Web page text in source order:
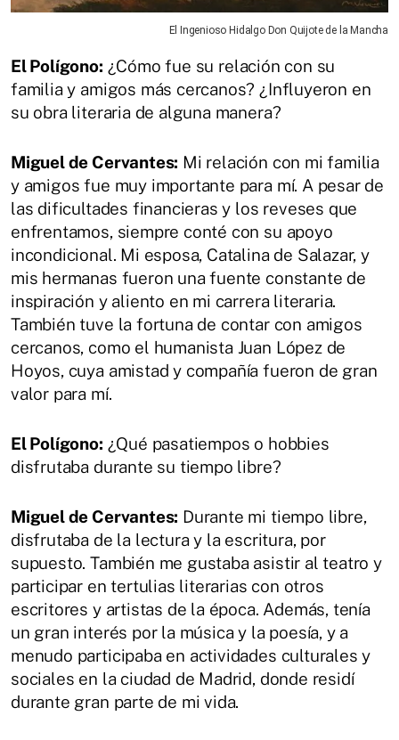
El Ingenioso Hidalgo Don Quijote de la Mancha
El Polígono: ¿Cómo fue su relación con su
familia y amigos más cercanos? ¿Influyeron en
su obra literaria de alguna manera?
Miguel de Cervantes: Mi relación con mi familia
y amigos fue muy importante para mí. A pesar de
las dificultades financieras y los reveses que
enfrentamos, siempre conté con su apoyo
incondicional. Mi esposa, Catalina de Salazar, y
mis hermanas fueron una fuente constante de
inspiración y aliento en mi carrera literaria.
También tuve la fortuna de contar con amigos
cercanos, como el humanista Juan López de
Hoyos, cuya amistad y compañía fueron de gran
valor para mí.
El Polígono: ¿Qué pasatiempos o hobbies
disfrutaba durante su tiempo libre?
Miguel de Cervantes: Durante mi tiempo libre,
disfrutaba de la lectura y la escritura, por
supuesto. También me gustaba asistir al teatro y
participar en tertulias literarias con otros
escritores y artistas de la época. Además, tenía
un gran interés por la música y la poesía, y a
menudo participaba en actividades culturales y
sociales en la ciudad de Madrid, donde residí
durante gran parte de mi vida.